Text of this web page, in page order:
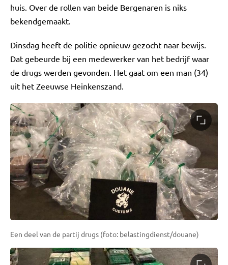
huis. Over de rollen van beide Bergenaren is niks
bekendgemaakt.
Dinsdag heeft de politie opnieuw gezocht naar bewijs.
Dat gebeurde bij een medewerker van het bedrijf waar
de drugs werden gevonden. Het gaat om een man (34)
uit het Zeeuwse Heinkenszand.
Een deel van de partij drugs (foto: belastingdienst/douane)